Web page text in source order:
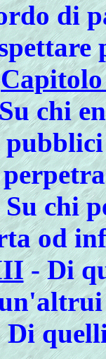
di
chi
chi
od
- Di